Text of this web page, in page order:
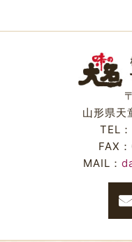
山形県天
TEL
FAX
MAIL：